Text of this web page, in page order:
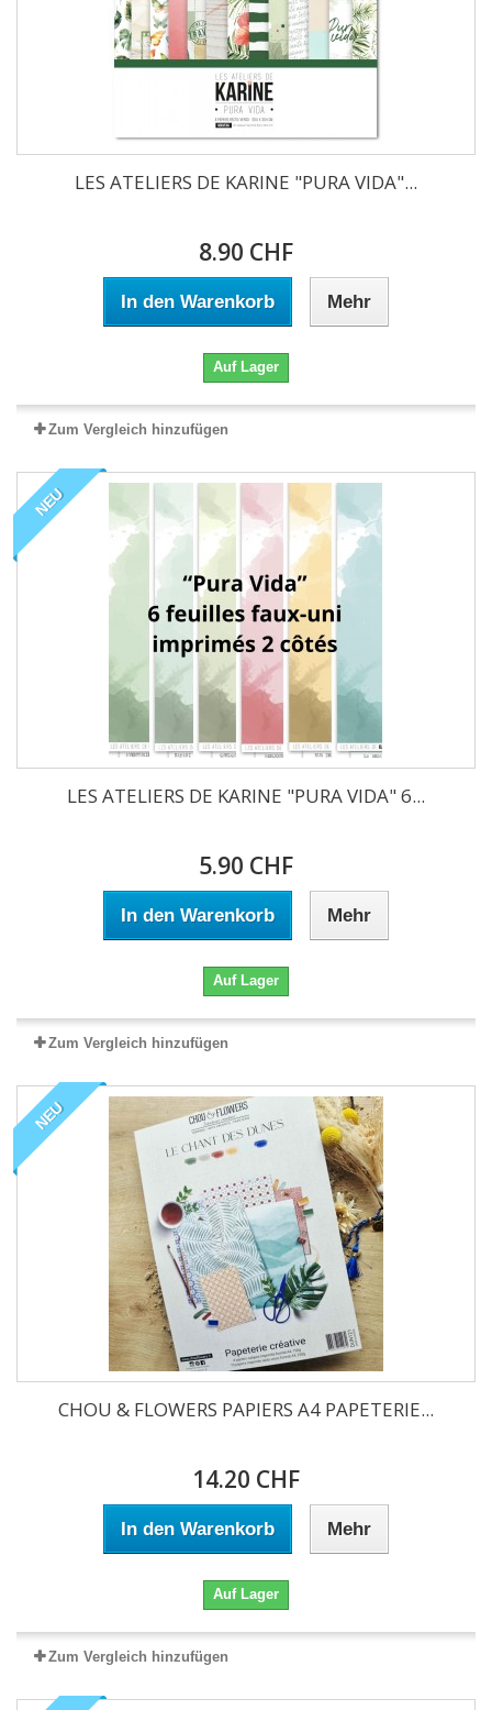
LES ATELIERS DE KARINE "PURA VIDA"...
8.90 CHF
In den Warenkorb Mehr
Auf Lager
Zum Vergleich hinzufügen
NEU
LES ATELIERS DE KARINE "PURA VIDA" 6...
5.90 CHF
In den Warenkorb Mehr
Auf Lager
Zum Vergleich hinzufügen
NEU
CHOU & FLOWERS PAPIERS A4 PAPETERIE...
14.20 CHF
In den Warenkorb Mehr
Auf Lager
Zum Vergleich hinzufügen